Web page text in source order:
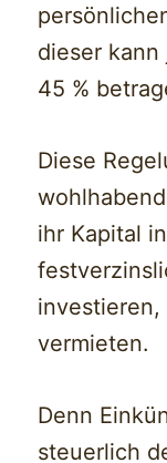
dieser kann
45 %
Diese
ihr Kapital
investieren,
vermieten.
Denn
steuerlich